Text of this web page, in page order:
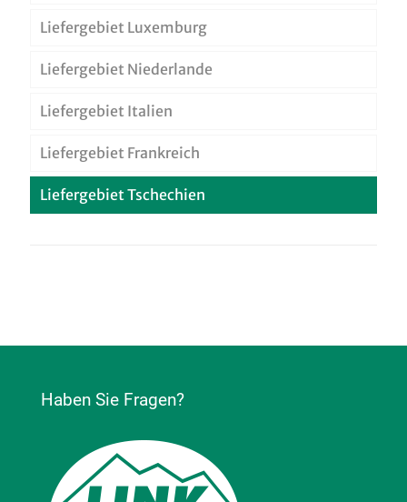
Liefergebiet Luxemburg
Liefergebiet Niederlande
Liefergebiet Italien
Liefergebiet Frankreich
Liefergebiet Tschechien
Haben Sie Fragen?